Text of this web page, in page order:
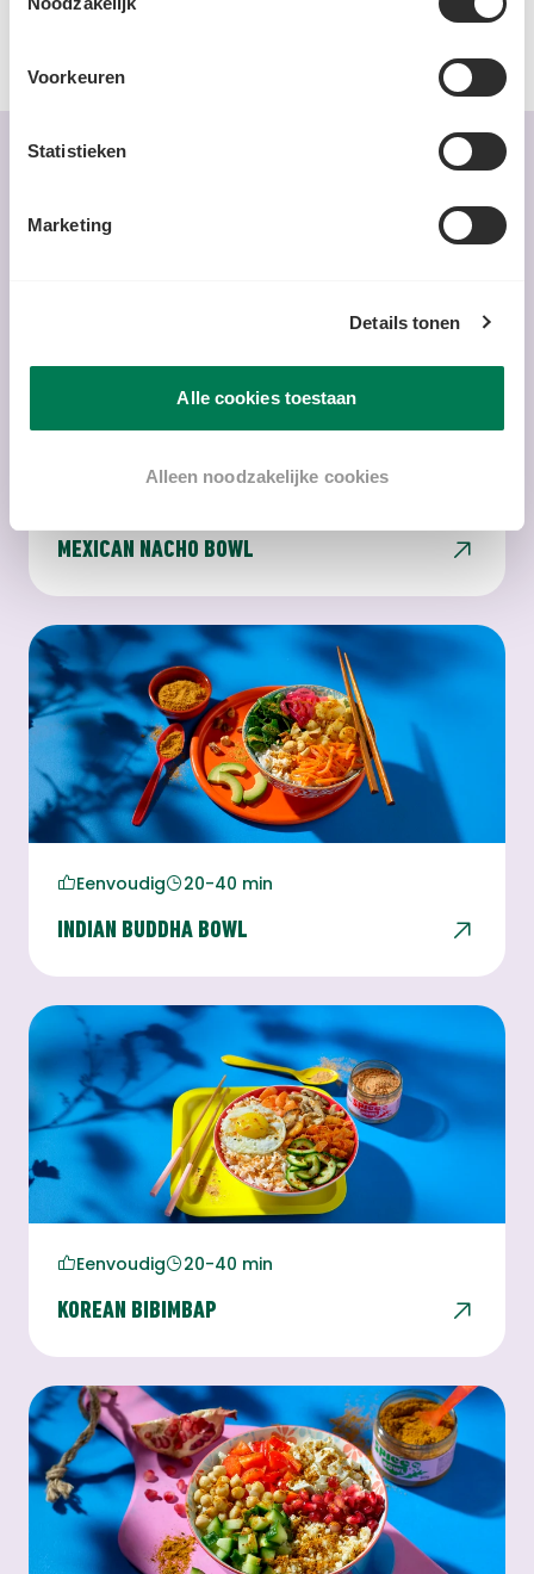
Voorkeuren
Statistieken
Marketing
Details tonen
Alle cookies toestaan
Alleen noodzakelijke cookies
VIND JE DIT OOK LEKKER?
MEXICAN NACHO BOWL
Eenvoudig
20-40 min
INDIAN BUDDHA BOWL
Eenvoudig
20-40 min
KOREAN BIBIMBAP